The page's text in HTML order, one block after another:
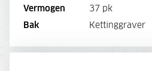
Vermogen
37 pk
Bak
Kettinggraver